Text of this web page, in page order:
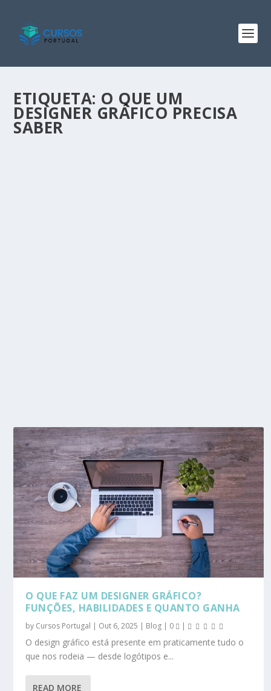
ETIQUETA: O QUE UM
DESIGNER GRÁFICO PRECISA
SABER
O QUE FAZ UM DESIGNER GRÁFICO?
FUNÇÕES, HABILIDADES E QUANTO GANHA
by Cursos Portugal | Out 6, 2025 | Blog | 0 |
O design gráfico está presente em praticamente tudo o
que nos rodeia — desde logótipos e...
READ MORE